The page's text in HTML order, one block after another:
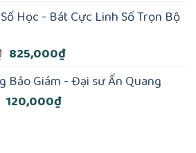
từ
2,340,000₫
Học - Bát Cực Linh Số Trọn Bộ
Giá
là:
960,000₫.
825,000₫Giá
tại
Bảo Giám - Đại sư Ấn Quang
Giá
120,000₫Giá